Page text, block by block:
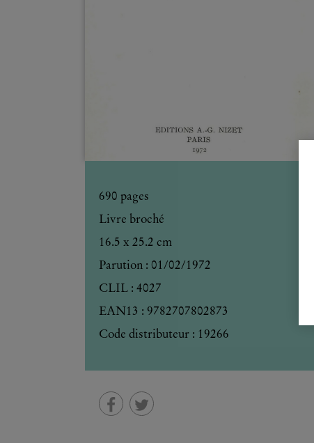
690 pages
Livre broché
16.5 x 25.2 cm
Parution : 01/02/1972
CLIL : 4027
EAN13 : 9782707802873
Code distributeur : 19266